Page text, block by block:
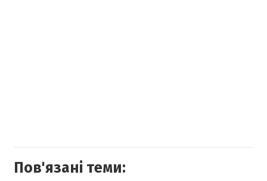
Пов'язані теми: